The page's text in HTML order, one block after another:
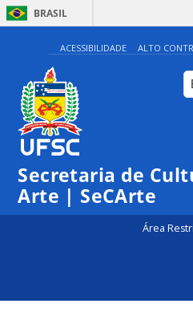
BRASIL
ACESSIBILIDADE ALTO
Secretaria de
Arte | SeCArte
Área
0:00
1:00